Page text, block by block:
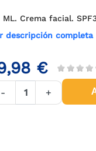
ML. Crema facial.
descripción completa
€
- +